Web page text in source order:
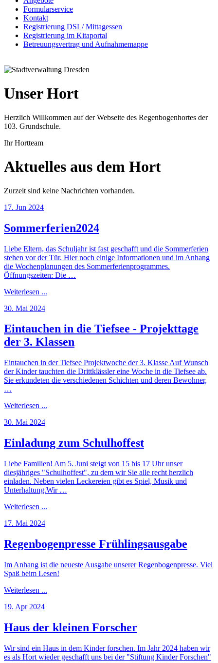
Formularservice
Kontakt
Registrierung DSL/ Mittagessen
Registrierung im Kitaportal
Betreuungsvertrag und Aufnahmemappe
Unser Hort
Herzlich Willkommen auf der Webseite des Regenbogenhortes der
103. Grundschule.
Ihr Hortteam
Aktuelles aus dem Hort
Zurzeit sind keine Nachrichten vorhanden.
17. Jun 2024
Sommerferien2024
Liebe Eltern, das Schuljahr ist fast geschafft und die Sommerferien
stehen vor der Tür. Hier noch einige Informationen und im Anhang
die Wochenplanungen des Sommerferienprogrammes.
Öffnungszeiten: Die …
Weiterlesen ...
30. Mai 2024
Eintauchen in die Tiefsee - Projekttage
der 3. Klassen
Eintauchen in der Tiefsee Projektwoche der 3. Klasse Auf Wunsch
der Kinder tauchten die Drittklässler eine Woche in die Tiefsee ab.
Sie erkundeten die verschiedenen Schichten und deren Bewohner,
…
Weiterlesen ...
30. Mai 2024
Einladung zum Schulhoffest
Liebe Familien! Am 5. Juni steigt von 15 bis 17 Uhr unser
diesjähriges "Schulhoffest", zu dem wir Sie alle recht herzlich
einladen. Neben vielen Leckereien gibt es Spiel, Musik und
Unterhaltung.Wir …
Weiterlesen ...
17. Mai 2024
Regenbogenpresse Frühlingsausgabe
Im Anhang ist die neueste Ausgabe unserer Regenbogenpresse. Viel
Spaß beim Lesen!
Weiterlesen ...
19. Apr 2024
Haus der kleinen Forscher
Wir sind ein Haus in dem Kinder forschen. Im Jahr 2024 haben wir
es als Hort wieder geschafft uns bei der "Stiftung Kinder Forschen"